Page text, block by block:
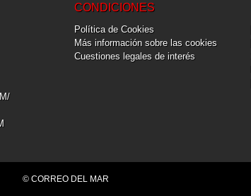
CONDICIONES
Política de Cookies
Más información sobre las cookies
Cuestiones legales de interés
© CORREO DEL MAR